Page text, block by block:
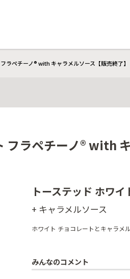
ラペチーノ® with キャラメルソース【販売終了】
フラペチーノ® with
トーステッド ホワ
+ キャラメルソース
ホワイト チョコレートとキャラメ
みんなのコメント